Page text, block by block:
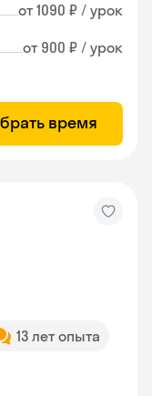
от 1090 ₽ / урок
от 900 ₽ / урок
время
13 лет опыта